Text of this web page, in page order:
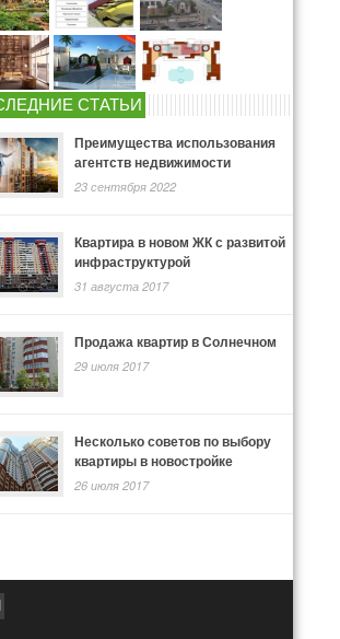
СТАТЬИ
Преимущества использования
агентств недвижимости
23 сентября 2022
Квартира в новом ЖК с развитой
инфраструктурой
31 августа 2017
Продажа квартир в Солнечном
29 июля 2017
Несколько советов по выбору
квартиры в новостройке
26 июля 2017